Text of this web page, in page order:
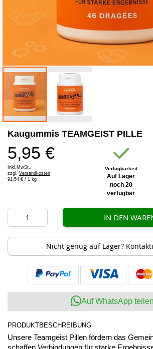
Anfang
Bildergalerie
springen
Kaugummis TEAMGEIST PILLE
5,95 €
Inkl.MwSt.,
zzgl. Versandkosten
91,54 € / 1 kg
Verfügbarkeit
Auf Lager
noch 20
verfügbar
IN DEN
Nicht genug auf Lager?
Auf WhatsApp teilen
PRODUKTBESCHREIBUNG
Unsere Teamgeist Pillen fördern das